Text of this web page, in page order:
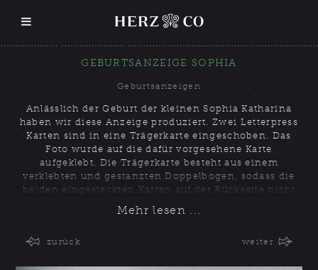
GEBURTSANZEIGE SOPHIA
Geburtsanzeigen
Anlässlich der Geburt der kleinen Sophia Katharina
haben wir diese Anzeige produziert. Zwei Letterpress
Karten sind in eine Trägerkarte eingeschoben. Das
Foto wurde auf die dafür vorgesehene Karte
aufgeklebt. Die Trägerkarte besteht aus einem
verklebten und gestanzten Doppelbogen, sodass die
beiden eingesteckten Karten auf der Rückseite nicht
zurück weiter